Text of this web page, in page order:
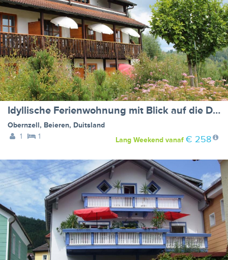
Idyllische Ferienwohnung mit Blick auf die Donau
Obernzell, Beieren, Duitsland
1
1 Lang Weekendvanaf € 258